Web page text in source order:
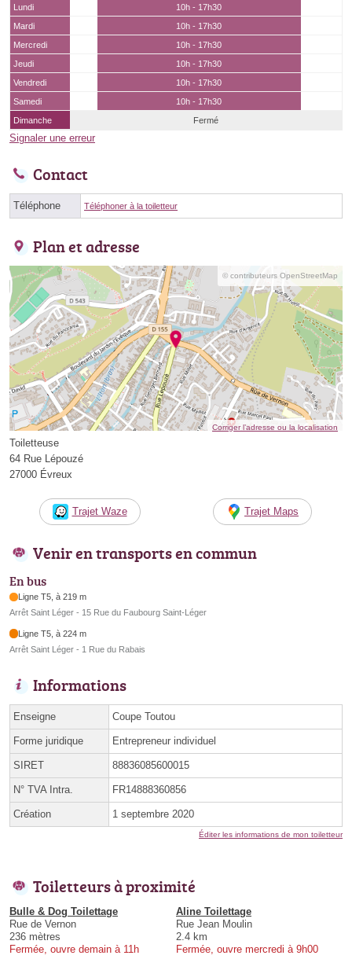
Lundi
10h - 17h30
Mardi
10h - 17h30
Mercredi
10h - 17h30
Jeudi
10h - 17h30
Vendredi
10h - 17h30
Samedi
10h - 17h30
Dimanche
Fermé
Signaler une erreur
Contact
Téléphone Téléphoner à la toiletteur
Plan et adresse
© contributeurs OpenStreetMap
Corriger l’adresse ou la localisation
Toiletteuse
64 Rue Lépouzé
27000 Évreux
Trajet Waze Trajet Maps
Venir en transports en commun
En bus
Ligne T5, à 219 m
Arrêt Saint Léger - 15 Rue du Faubourg Saint-Léger
Ligne T5, à 224 m
Arrêt Saint Léger - 1 Rue du Rabais
Informations
Enseigne Coupe Toutou
Forme juridique Entrepreneur individuel
SIRET 88836085600015
N° TVA Intra. FR14888360856
Création 1 septembre 2020
Éditer les informations de mon toiletteur
Toiletteurs à proximité
Bulle & Dog Toilettage
Rue de Vernon
236 mètres
Fermée, ouvre demain à 11h
Aline Toilettage
Rue Jean Moulin
2.4 km
Fermée, ouvre mercredi à 9h00